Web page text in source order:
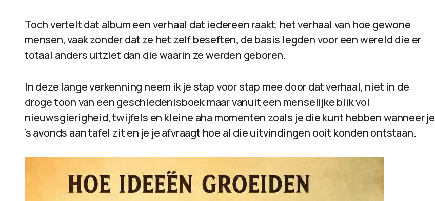
Toch vertelt dat album een verhaal dat iedereen raakt, het verhaal van hoe gewone
mensen, vaak zonder dat ze het zelf beseften, de basis legden voor een wereld die er
totaal anders uitziet dan die waarin ze werden geboren.
In deze lange verkenning neem ik je stap voor stap mee door dat verhaal, niet in de
droge toon van een geschiedenisboek maar vanuit een menselijke blik vol
nieuwsgierigheid, twijfels en kleine aha momenten zoals je die kunt hebben wanneer je
’s avonds aan tafel zit en je je afvraagt hoe al die uitvindingen ooit konden ontstaan.